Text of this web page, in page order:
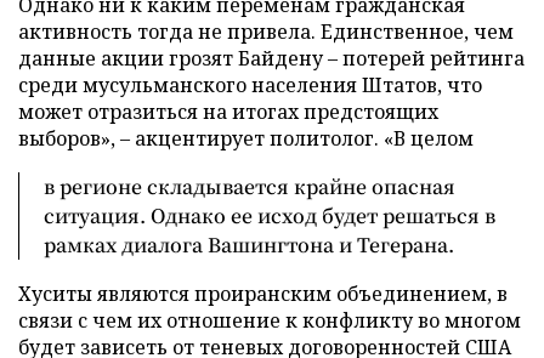
активность тогда не привела. Единственное, чем
данные акции грозят Байдену – потерей рейтинга
среди мусульманского населения Штатов, что
может отразиться на итогах предстоящих
выборов», – акцентирует политолог. «В целом
в регионе складывается крайне опасная
ситуация. Однако ее исход будет решаться в
рамках диалога Вашингтона и Тегерана.
Хуситы являются проиранским объединением, в
связи с чем их отношение к конфликту во многом
будет зависеть от теневых договоренностей США